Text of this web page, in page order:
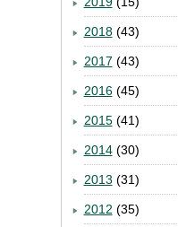
2018(43)
2017 (43)
2016(45)
2015(41)
2014(30)
2013 (31)
2012 (35)